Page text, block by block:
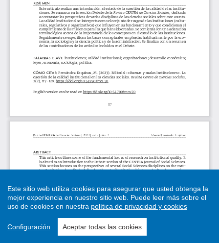
Este sitio web utiliza cookies para asegurar que usted obtenga la
mejor experiencia en nuestro sitio web. Puede leer más sobre el
uso de cookies en nuestra política de privacidad y cookies
Configuración Aceptar todas las cookies